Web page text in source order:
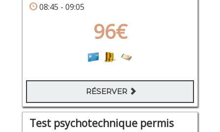
08:45 - 09:05
96€
RÉSERVER
Test psychotechnique permis